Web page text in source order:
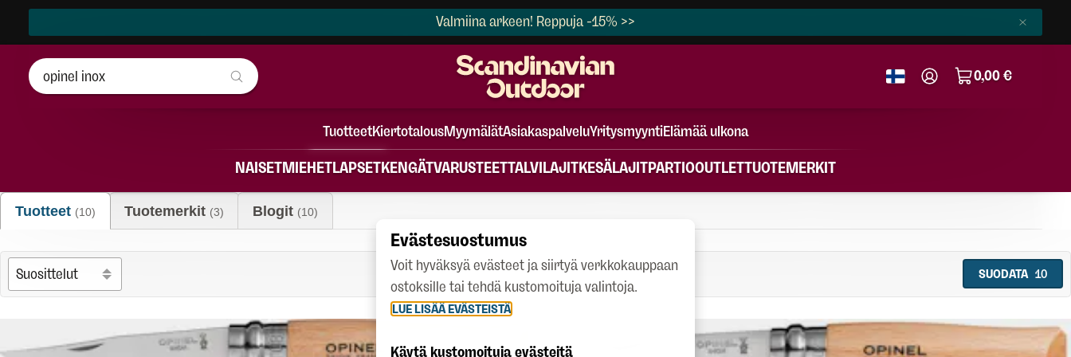
Valmiina arkeen! Reppuja -15% >>
0,00 €
TuotteetKiertotalousMyymälätAsiakaspalveluYritysmyyntiElämää ulkona
NAISETMIEHETLAPSETKENGÄTVARUSTEETTALVILAJITKESÄLAJITPARTIOOUTLETTUOTEMERKIT
"opinel inox"
Tuotteet (10) Tuotemerkit (3) Blogit (10)
SUODATA 10
Evästesuostumus
Voit hyväksyä evästeet ja siirtyä verkkokauppaan
ostoksille tai tehdä kustomoituja valintoja.
LUE LISÄÄ EVÄSTEISTÄ
Käytä kustomoituja evästeitä